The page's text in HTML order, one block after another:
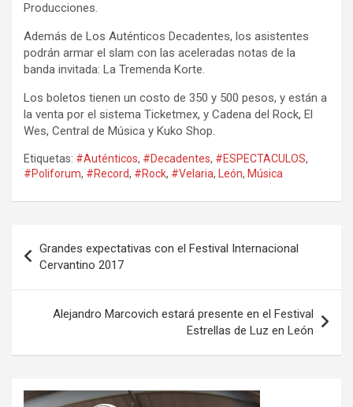
Producciones.
Además de Los Auténticos Decadentes, los asistentes
podrán armar el slam con las aceleradas notas de la
banda invitada: La Tremenda Korte.
Los boletos tienen un costo de 350 y 500 pesos, y están a
la venta por el sistema Ticketmex, y Cadena del Rock, El
Wes, Central de Música y Kuko Shop.
Etiquetas: #Auténticos, #Decadentes, #ESPECTACULOS,
#Poliforum, #Record, #Rock, #Velaria, León, Música
de
entradas
Grandes expectativas con el Festival Internacional
Cervantino 2017
Alejandro Marcovich estará presente en el Festival
Estrellas de Luz en León